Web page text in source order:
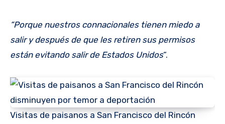
“Porque nuestros connacionales tienen miedo a
salir y después de que les retiren sus permisos
están evitando salir de Estados Unidos“.
Visitas de paisanos a San Francisco del Rincón